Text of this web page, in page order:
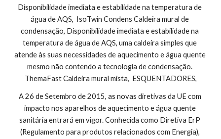
Disponibilidade imediata e estabilidade na temperatura de
água de AQS,  IsoTwin Condens Caldeira mural de
condensação, Disponibilidade imediata e estabilidade na
temperatura de água de AQS, uma caldeira simples que
atende às suas necessidades de aquecimento e água quente
mesmo não contendo a tecnologia de condensação.
ThemaFast Caldeira mural mista,  ESQUENTADORES,
A 26 de Setembro de 2015, as novas diretivas da UE com
impacto nos aparelhos de aquecimento e água quente
sanitária entrará em vigor. Conhecida como Diretiva ErP
(Regulamento para produtos relacionados com Energia),